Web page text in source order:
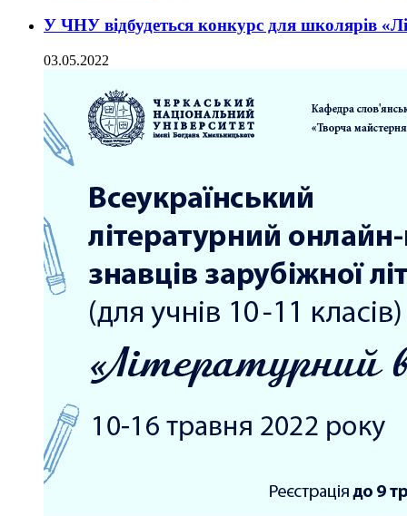
У ЧНУ відбудеться конкурс для школярів
03.05.2022